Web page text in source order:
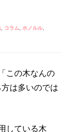
コラム ホノルル
この木なんの
は多いのでは
している木